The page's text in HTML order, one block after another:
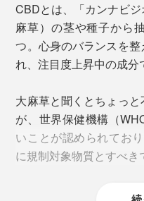
ビノイドの分析研究を行う。
本来CBDは油溶性であ
ベイプ、グミやクッキー
し、甘いお菓子は就寝
そこで思いついたのが
散することを可能にした
CBDとは、「カンナビ
麻草）の茎や種子から
つ。心身のバランスを
れ、注目度上昇中の成分
大麻草と聞くとちょっ
が、世界保健機構（
いことが認められてお
に規制対象物質とすべき